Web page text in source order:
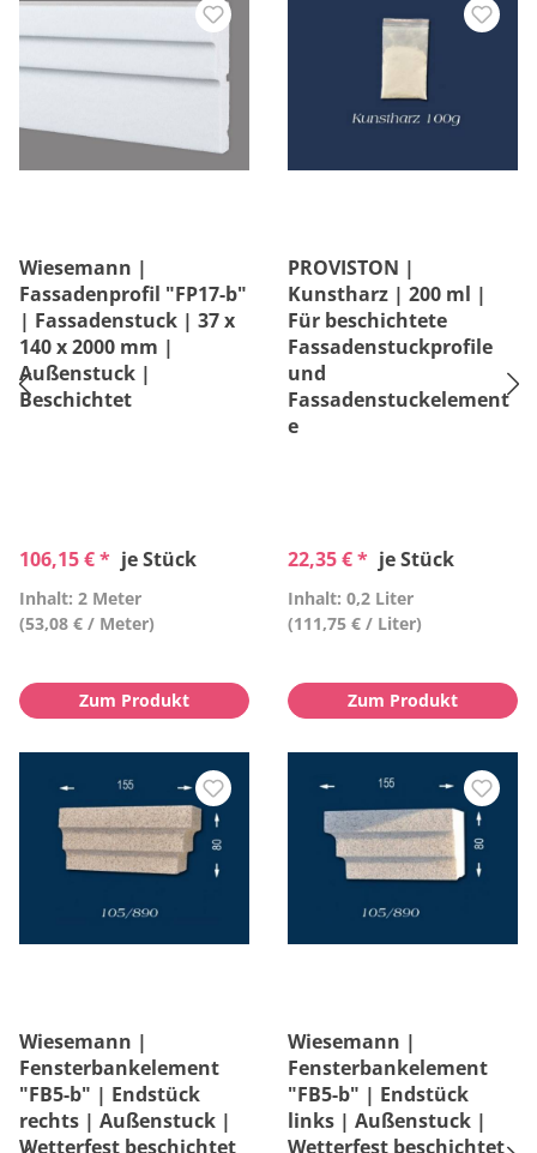
Wiesemann |
Fassadenprofil "FP17-b"
| Fassadenstuck | 37 x
140 x 2000 mm |
Außenstuck |
Beschichtet
106,15 € * je Stück
Inhalt: 2 Meter
(53,08 € / Meter)
Zum Produkt
PROVISTON |
Kunstharz | 200 ml |
Für beschichtete
Fassadenstuckprofile
und
Fassadenstuckelement
e
22,35 € * je Stück
Inhalt: 0,2 Liter
(111,75 € / Liter)
Zum Produkt
Wiesemann |
Fensterbankelement
"FB5-b" | Endstück
rechts | Außenstuck |
Wetterfest beschichtet
Wiesemann |
Fensterbankelement
"FB5-b" | Endstück
links | Außenstuck |
Wetterfest beschichtet